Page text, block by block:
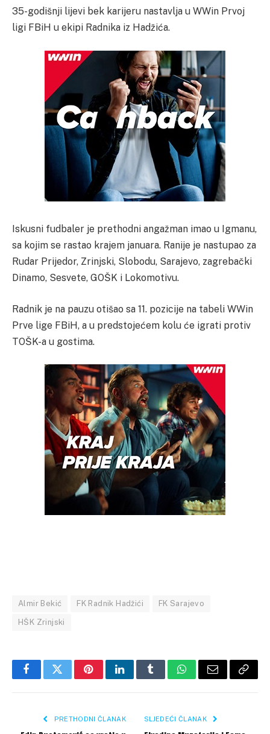
35-godišnji lijevi bek karijeru nastavlja u WWin Prvoj
ligi FBiH u ekipi Radnika iz Hadžića.
Iskusni fudbaler je prethodni angažman imao u Igmanu,
sa kojim se rastao krajem januara. Ranije je nastupao za
Rudar Prijedor, Zrinjski, Slobodu, Sarajevo, zagrebački
Dinamo, Sesvete, GOŠK i Lokomotivu.
Radnik je na pauzu otišao sa 11. pozicije na tabeli WWin
Prve lige FBiH, a u predstojećem kolu će igrati protiv
TOŠK-a u gostima.
Almir Bekić FK Radnik Hadžići FK Sarajevo
HŠK Zrinjski
FacebookTwitterPinterestLinkedInTumblrWhatsApp
Email Copy
PRETHODNI ČLANAK SLJEDEĆI ČLANAK